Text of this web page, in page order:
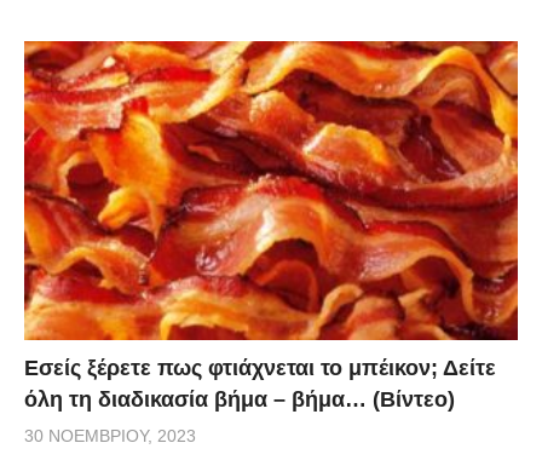
Εσείς ξέρετε πως φτιάχνεται το μπέικον; Δείτε
όλη τη διαδικασία βήμα – βήμα… (Βίντεο)
30 ΝΟΕΜΒΡΊΟΥ, 2023